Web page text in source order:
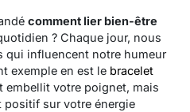
comment lier bien-être
? Chaque jour, nous
qui influencent notre humeur
exemple en est le bracelet
embellit votre poignet, mais
positif sur votre énergie